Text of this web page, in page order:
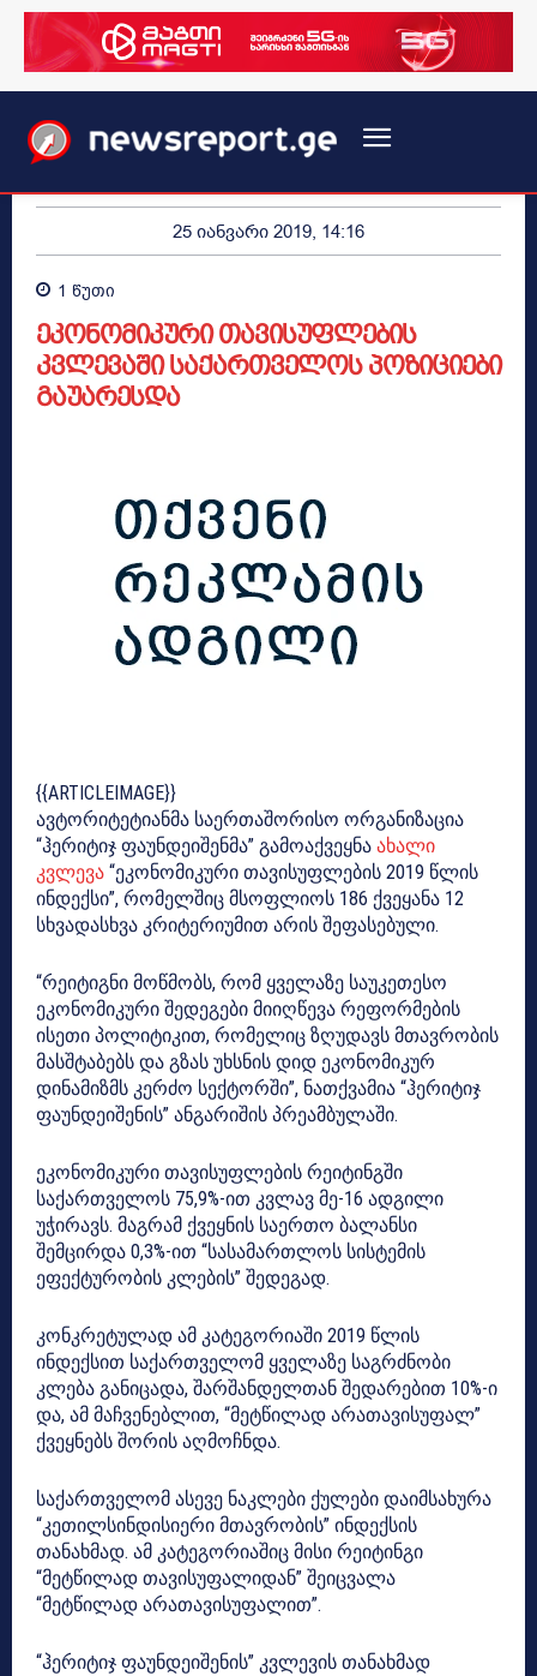
25 იანვარი 2019, 14:16
1 წუთი
ეკონომიკური თავისუფლების
კვლევაში საქართველოს პოზიციები
გაუარესდა
{{ARTICLEIMAGE}}
ავტორიტეტიანმა საერთაშორისო ორგანიზაცია
“ჰერიტიჯ ფაუნდეიშენმა” გამოაქვეყნა ახალი
კვლევა “ეკონომიკური თავისუფლების 2019 წლის
ინდექსი”, რომელშიც მსოფლიოს 186 ქვეყანა 12
სხვადასხვა კრიტერიუმით არის შეფასებული.
“რეიტიგნი მოწმობს, რომ ყველაზე საუკეთესო
ეკონომიკური შედეგები მიიღწევა რეფორმების
ისეთი პოლიტიკით, რომელიც ზღუდავს მთავრობის
მასშტაბებს და გზას უხსნის დიდ ეკონომიკურ
დინამიზმს კერძო სექტორში”, ნათქვამია “ჰერიტიჯ
ფაუნდეიშენის” ანგარიშის პრეამბულაში.
ეკონომიკური თავისუფლების რეიტინგში
საქართველოს 75,9%-ით კვლავ მე-16 ადგილი
უჭირავს. მაგრამ ქვეყნის საერთო ბალანსი
შემცირდა 0,3%-ით “სასამართლოს სისტემის
ეფექტურობის კლების” შედეგად.
კონკრეტულად ამ კატეგორიაში 2019 წლის
ინდექსით საქართველომ ყველაზე საგრძნობი
კლება განიცადა, შარშანდელთან შედარებით 10%-ი
და, ამ მაჩვენებლით, “მეტწილად არათავისუფალ”
ქვეყნებს შორის აღმოჩნდა.
საქართველომ ასევე ნაკლები ქულები დაიმსახურა
“კეთილსინდისიერი მთავრობის” ინდექსის
თანახმად. ამ კატეგორიაშიც მისი რეიტინგი
“მეტწილად თავისუფალიდან” შეიცვალა
“მეტწილად არათავისუფალით”.
“ჰერიტიჯ ფაუნდეიშენის” კვლევის თანახმად